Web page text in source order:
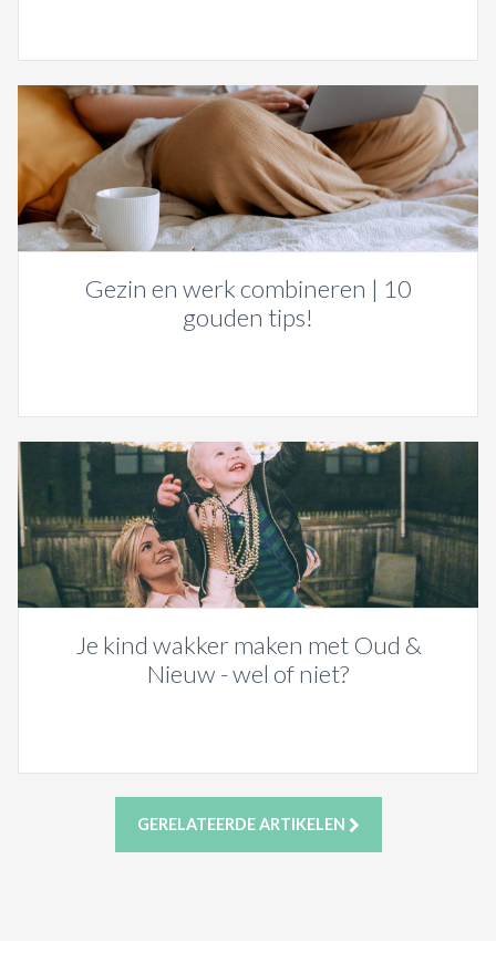
Gezin en werk combineren | 10
gouden tips!
Je kind wakker maken met Oud &
Nieuw - wel of niet?
GERELATEERDE ARTIKELEN